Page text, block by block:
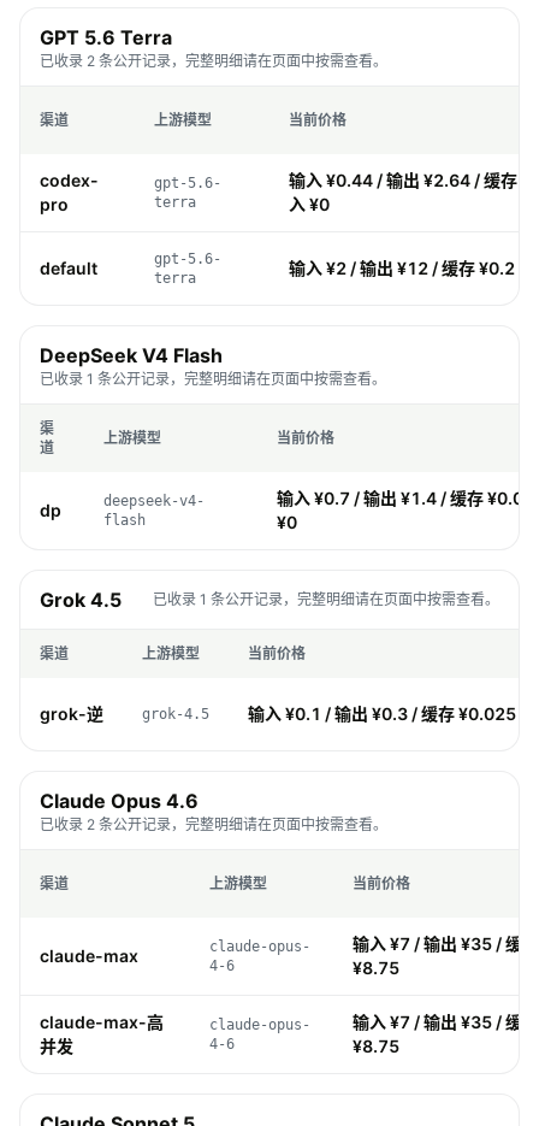
GPT 5.6 Terra
已收录 2 条公开记录，完整明细请在页面中按需查看。
渠道 上游模型 当前价格
codex-
pro
gpt-5.6-
terra
输入 ¥0.44 / 输出 ¥2.64 / 缓存
入 ¥0
default
gpt-5.6-
terra
输入 ¥2 / 输出 ¥12 / 缓存 ¥0.2 /
DeepSeek V4 Flash
已收录 1 条公开记录，完整明细请在页面中按需查看。
渠
道
上游模型 当前价格
dp
deepseek-v4-
flash
输入 ¥0.7 / 输出 ¥1.4 / 缓存
¥0
Grok 4.5 已收录 1 条公开记录，完整明细请在页面中按需查看。
渠道 上游模型 当前价格
grok-逆 grok-4.5 输入 ¥0.1 / 输出 ¥0.3 / 缓存 ¥0.025 /
Claude Opus 4.6
已收录 2 条公开记录，完整明细请在页面中按需查看。
渠道 上游模型 当前价格
claude-max
claude-opus-
4-6
输入 ¥7 / 输出 ¥35 / 缓
¥8.75
claude-max-高
并发
claude-opus-
4-6
输入 ¥7 / 输出 ¥35 / 缓
¥8.75